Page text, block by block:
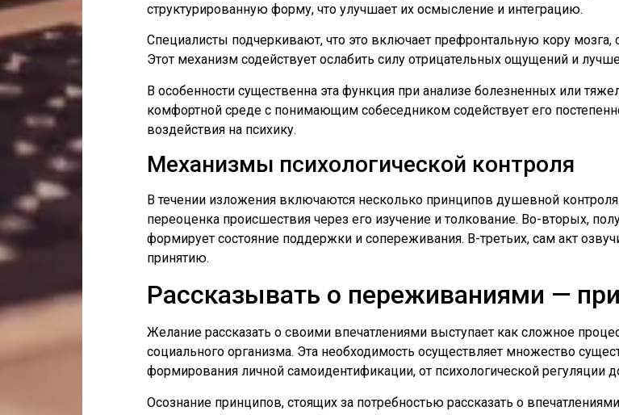
структурированную форму, что улучшает их осмысление и интеграцию.
Специалисты подчеркивают, что это включает префронтальную кору
Этот механизм содействует ослабить силу отрицательных ощущений и
В особенности существенна эта функция при анализе болезненных или
комфортной среде с понимающим собеседником содействует его
воздействия на психику.
Механизмы психологической контроля
В течении изложения включаются несколько принципов душевной
переоценка происшествия через его изучение и толкование. Во-вторых,
формирует состояние поддержки и сопереживания. В-третьих, сам акт
принятию.
Рассказывать о переживаниями —
Желание рассказать о своими впечатлениями выступает как сложное
социального организма. Эта необходимость осуществляет множество
формирования личной самоидентификации, от психологической регуляции
Осознание принципов, стоящих за потребностью рассказать о